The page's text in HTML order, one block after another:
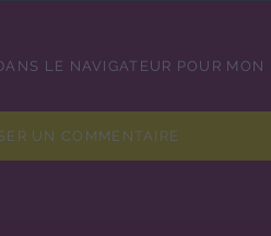
LE NAVIGATEUR POUR MON